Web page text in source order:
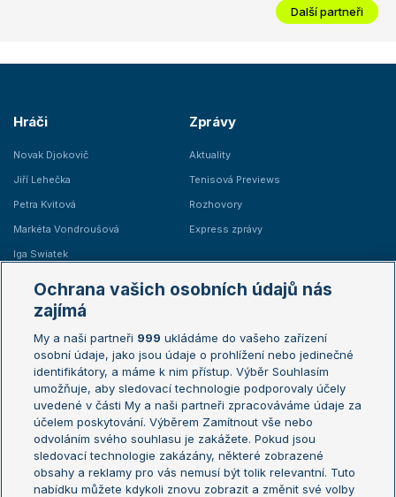
Další partneři
Hráči
Novak Djokovič
Jiří Lehečka
Petra Kvitová
Markéta Vondroušová
Iga Swiatek
Zprávy
Aktuality
Tenisová Previews
Rozhovory
Express zprávy
Žebříčky
Žebříček ATP (muži)
Žebříček WTA (ženy)
Sázkařský žebříček
Australian Open
French Open
Wimbledon
US Open
Turnaj mistrů
Turnaj mistryň
Aktualní trendy
Ochrana vašich osobních údajů nás
zajímá
My a naši partneři 999 ukládáme do vašeho zařízení
osobní údaje, jako jsou údaje o prohlížení nebo jedinečné
identifikátory, a máme k nim přístup. Výběr Souhlasím
umožňuje, aby sledovací technologie podporovaly účely
uvedené v části My a naši partneři zpracováváme údaje za
účelem poskytování. Výběrem Zamítnout vše nebo
odvoláním svého souhlasu je zakážete. Pokud jsou
sledovací technologie zakázány, některé zobrazené
obsahy a reklamy pro vás nemusí být tolik relevantní. Tuto
nabídku můžete kdykoli znovu zobrazit a změnit své volby